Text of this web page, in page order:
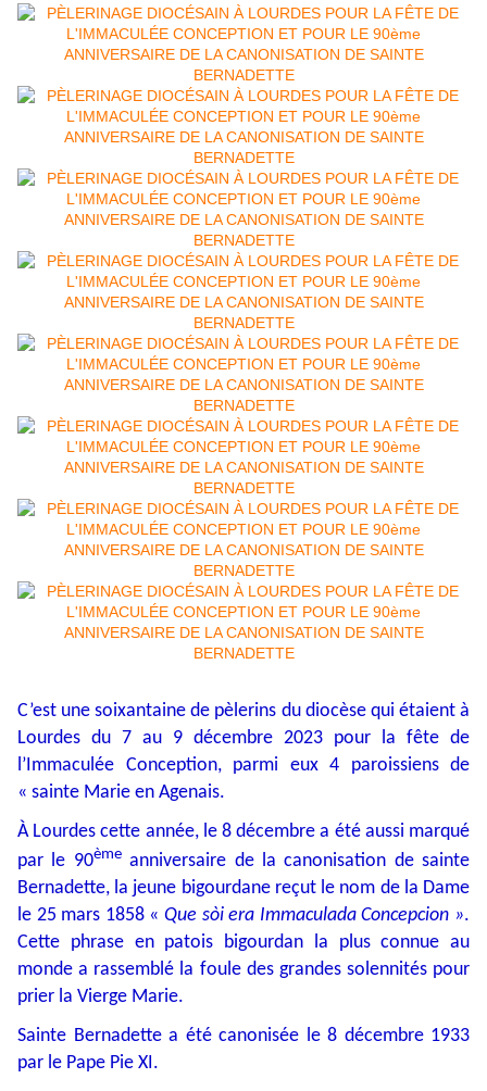
C’est une soixantaine de pèlerins du diocèse qui étaient à
Lourdes du 7 au 9 décembre 2023 pour la fête de
l’Immaculée Conception, parmi eux 4 paroissiens de
« sainte Marie en Agenais.
À Lourdes cette année, le 8 décembre a été aussi marqué
par le 90èmeanniversaire de la canonisation de sainte
Bernadette, la jeune bigourdane reçut le nom de la Dame
le 25 mars 1858 « Que sòi era Immaculada Concepcion ».
Cette phrase en patois bigourdan la plus connue au
monde a rassemblé la foule des grandes solennités pour
prier la Vierge Marie.
Sainte Bernadette a été canonisée le 8 décembre 1933
par le Pape Pie XI.